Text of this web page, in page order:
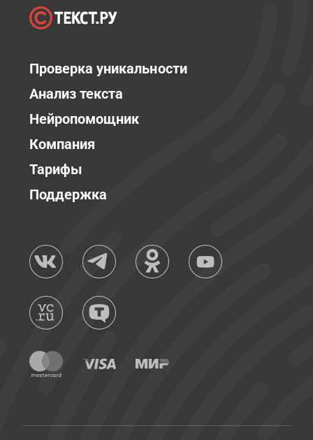
Проверка уникальности
Анализ текста
Нейропомощник
Компания
Тарифы
Поддержка